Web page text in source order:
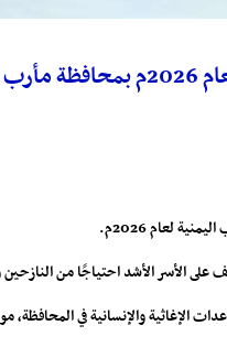
لعام 2026م.
الإغاثية والإنسانية في